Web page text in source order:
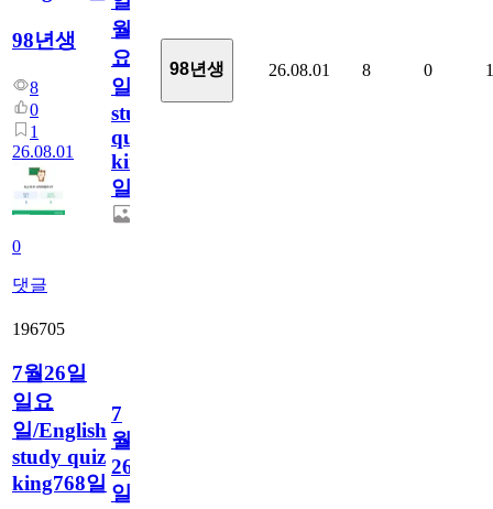
98년생
8
0
1
26.08.01
0
댓글
월
요
일/English
study
quiz
king769
일
98년생 26.08.01 8 0 1
196705
7월26일
일요
일/English
study quiz
king768일
7
월
26
일